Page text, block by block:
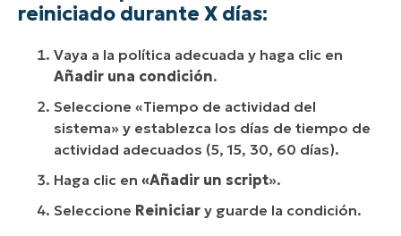
reiniciado durante X días:
Vaya a la política adecuada y haga clic en
Añadir una condición.
Seleccione «Tiempo de actividad del
sistema» y establezca los días de tiempo de
actividad adecuados (5, 15, 30, 60 días).
Haga clic en «Añadir un script».
Seleccione Reiniciar y guarde la condición.